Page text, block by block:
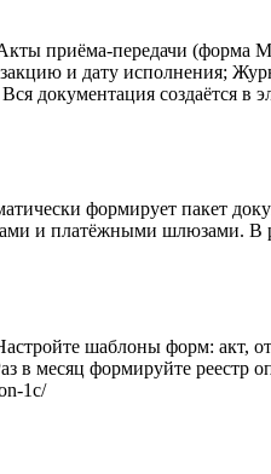
приёма-передачи (форма
и дату исполнения;
документация создаётся в
формирует пакет
и платёжными шлюзами. В
шаблоны форм: акт,
в месяц формируйте реестр
1c/